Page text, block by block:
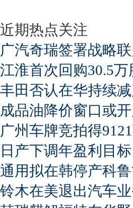
近期热点关注
广汽奇瑞签署战略
江淮首次回购30.5万
丰田否认在华持续
成品油降价窗口或
广州车牌竞拍得
日产下调年盈利目标
通用拟在韩停产科
铃木在美退出汽车